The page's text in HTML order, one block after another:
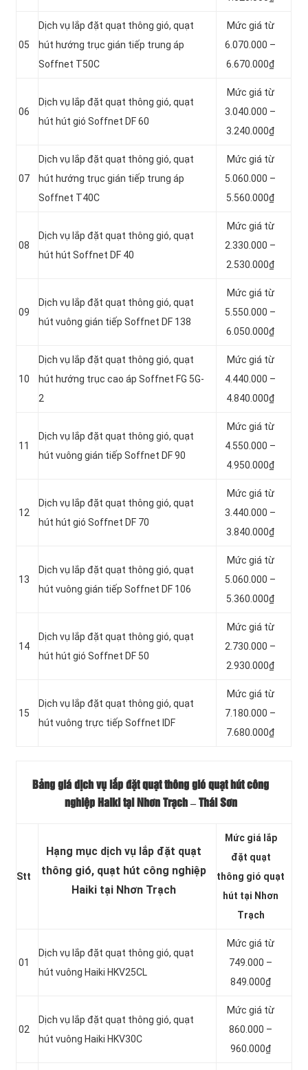
05
Dịch vụ lắp đặt quạt thông gió, quạt
hút hướng trục gián tiếp trung áp
Soffnet T50C
Mức giá từ
6.070.000 –
6.670.000₫
06
Dịch vụ lắp đặt quạt thông gió, quạt
hút hút gió Soffnet DF 60
Mức giá từ
3.040.000 –
3.240.000₫
07
Dịch vụ lắp đặt quạt thông gió, quạt
hút hướng trục gián tiếp trung áp
Soffnet T40C
Mức giá từ
5.060.000 –
5.560.000₫
08
Dịch vụ lắp đặt quạt thông gió, quạt
hút hút Soffnet DF 40
Mức giá từ
2.330.000 –
2.530.000₫
09
Dịch vụ lắp đặt quạt thông gió, quạt
hút vuông gián tiếp Soffnet DF 138
Mức giá từ
5.550.000 –
6.050.000₫
10
Dịch vụ lắp đặt quạt thông gió, quạt
hút hướng trục cao áp Soffnet FG 5G-
2
Mức giá từ
4.440.000 –
4.840.000₫
11
Dịch vụ lắp đặt quạt thông gió, quạt
hút vuông gián tiếp Soffnet DF 90
Mức giá từ
4.550.000 –
4.950.000₫
12
Dịch vụ lắp đặt quạt thông gió, quạt
hút hút gió Soffnet DF 70
Mức giá từ
3.440.000 –
3.840.000₫
13
Dịch vụ lắp đặt quạt thông gió, quạt
hút vuông gián tiếp Soffnet DF 106
Mức giá từ
5.060.000 –
5.360.000₫
14
Dịch vụ lắp đặt quạt thông gió, quạt
hút hút gió Soffnet DF 50
Mức giá từ
2.730.000 –
2.930.000₫
15
Dịch vụ lắp đặt quạt thông gió, quạt
hút vuông trực tiếp Soffnet IDF
Mức giá từ
7.180.000 –
7.680.000₫
Bảng giá dịch vụ lắp đặt quạt thông gió quạt hút công
nghiệp Haiki tại Nhơn Trạch – Thái Sơn
Stt
Hạng mục dịch vụ lắp đặt quạt
thông gió, quạt hút công nghiệp
Haiki tại Nhơn Trạch
Mức giá lắp
đặt quạt
thông gió quạt
hút tại Nhơn
Trạch
01
Dịch vụ lắp đặt quạt thông gió, quạt
hút vuông Haiki HKV25CL
Mức giá từ
749.000 –
849.000₫
02
Dịch vụ lắp đặt quạt thông gió, quạt
hút vuông Haiki HKV30C
Mức giá từ
860.000 –
960.000₫